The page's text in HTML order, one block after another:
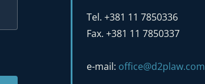
Tel. +381 11 7850336
Fax. +381 11 7850337
e-mail: office@d2plaw.com